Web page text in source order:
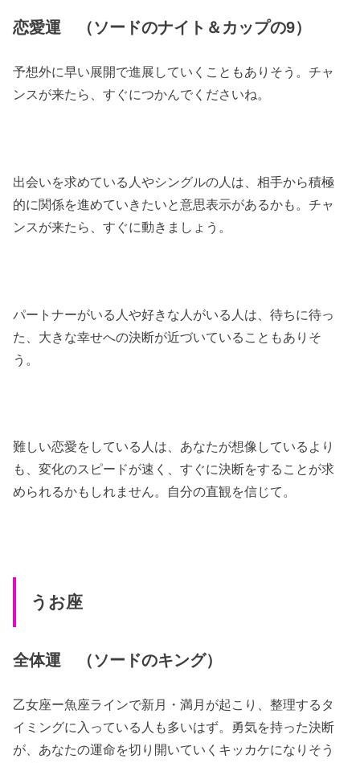
恋愛運 （ソードのナイト＆カップの9）
予想外に早い展開で進展していくこともありそう。チャ
ンスが来たら、すぐにつかんでくださいね。
出会いを求めている人やシングルの人は、相手から積極
的に関係を進めていきたいと意思表示があるかも。チャ
ンスが来たら、すぐに動きましょう。
パートナーがいる人や好きな人がいる人は、待ちに待っ
た、大きな幸せへの決断が近づいていることもありそ
う。
難しい恋愛をしている人は、あなたが想像しているより
も、変化のスピードが速く、すぐに決断をすることが求
められるかもしれません。自分の直観を信じて。
うお座
全体運 （ソードのキング）
乙女座ー魚座ラインで新月・満月が起こり、整理するタ
イミングに入っている人も多いはず。勇気を持った決断
が、あなたの運命を切り開いていくキッカケになりそう